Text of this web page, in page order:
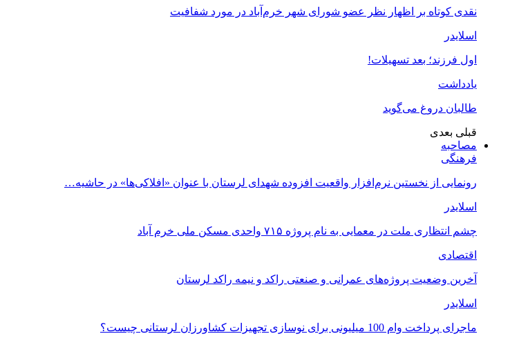
نقدی کوتاه بر اظهار نظر عضو شورای شهر خرم‌آباد در مورد شفافیت
اسلایدر
اول فرزند؛ بعد تسهیلات!
یادداشت
طالبان دروغ می‌گوید
قبلی بعدی
مصاحبه
فرهنگی
رونمایی از نخستین نرم‌افزار واقعیت افزوده شهدای لرستان با عنوان «افلاکی‌ها» در حاشیه…
اسلایدر
چشم انتظاری ملت در معمایی به نام پروژه ۷۱۵ واحدی مسکن ملی خرم آباد
اقتصادی
آخرین وضعیت پروژه‌های عمرانی و صنعتی راکد و نیمه راکد لرستان
اسلایدر
ماجرای پرداخت وام 100 میلیونی برای نوسازی تجهیزات کشاورزان لرستانی چیست؟